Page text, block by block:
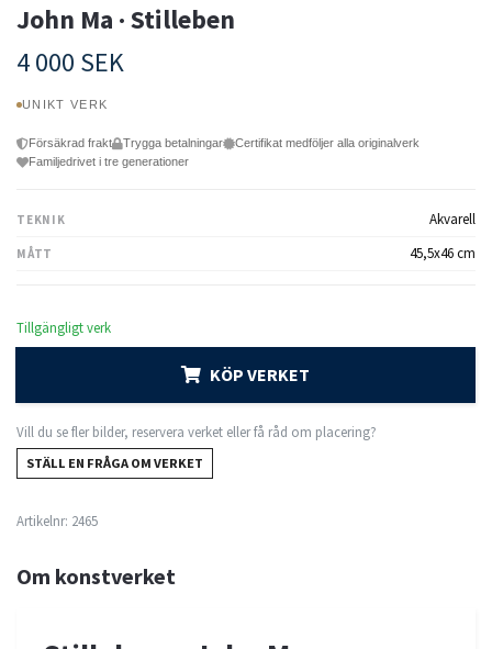
John Ma · Stilleben
4 000 SEK
UNIKT VERK
Försäkrad frakt Trygga betalningar
Certifikat medföljer alla originalverk
Familjedrivet i tre generationer
TEKNIK Akvarell
MÅTT 45,5x46 cm
Tillgängligt verk
KÖP VERKET
Vill du se fler bilder, reservera verket eller få råd om placering?
STÄLL EN FRÅGA OM VERKET
Artikelnr: 2465
Om konstverket